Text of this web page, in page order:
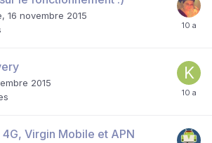
, 16 novembre 2015
2015
Virgin Mobile et APN